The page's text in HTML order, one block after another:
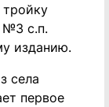
№3 с.п.
изданию.
села
первое